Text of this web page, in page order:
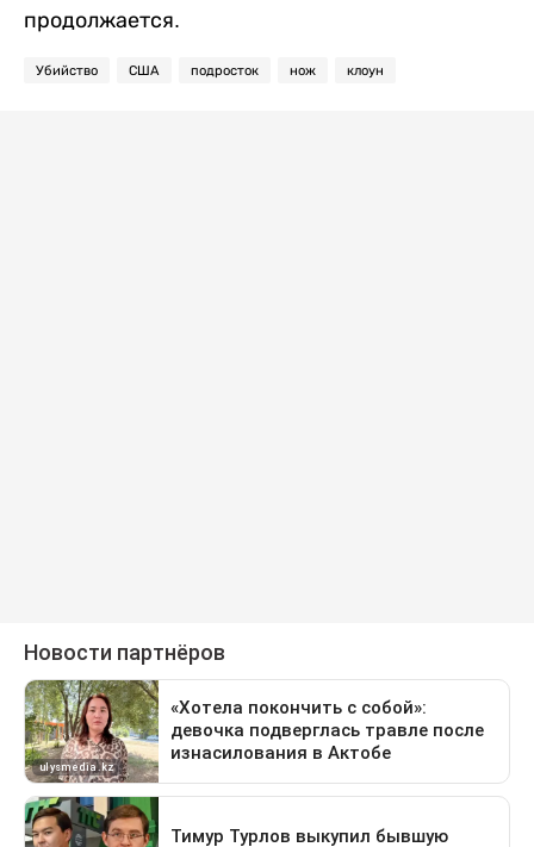
продолжается.
Убийство США подросток нож клоун